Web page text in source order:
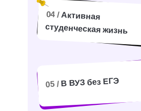
04 /Активная
студенческая жизнь
05 / В ВУЗ без ЕГЭ